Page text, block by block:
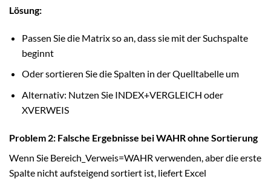
Lösung:
Passen Sie die Matrix so an, dass sie mit der Suchspalte
beginnt
Oder sortieren Sie die Spalten in der Quelltabelle um
Alternativ: Nutzen Sie INDEX+VERGLEICH oder
XVERWEIS
Problem 2: Falsche Ergebnisse bei WAHR ohne Sortierung
Wenn Sie Bereich_Verweis=WAHR verwenden, aber die erste
Spalte nicht aufsteigend sortiert ist, liefert Excel